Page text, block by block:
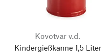
Kovotvar v.d.
Kindergießkanne 1,5 Liter